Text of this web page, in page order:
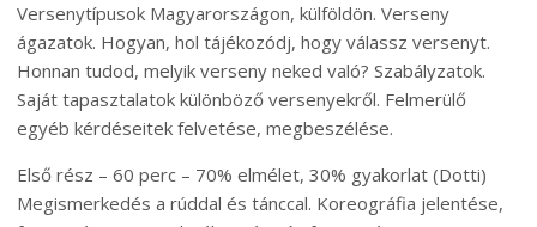
Versenytípusok Magyarországon, külföldön. Verseny
ágazatok. Hogyan, hol tájékozódj, hogy válassz versenyt.
Honnan tudod, melyik verseny neked való? Szabályzatok.
Saját tapasztalatok különböző versenyekről. Felmerülő
egyéb kérdéseitek felvetése, megbeszélése.
Első rész – 60 perc – 70% elmélet, 30% gyakorlat (Dotti)
Megismerkedés a rúddal és tánccal. Koreográfia jelentése,